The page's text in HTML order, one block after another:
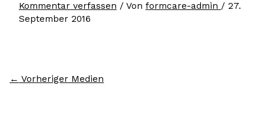
Kommentar verfassen / Von formcare-admin / 27.
September 2016
← Vorheriger Medien